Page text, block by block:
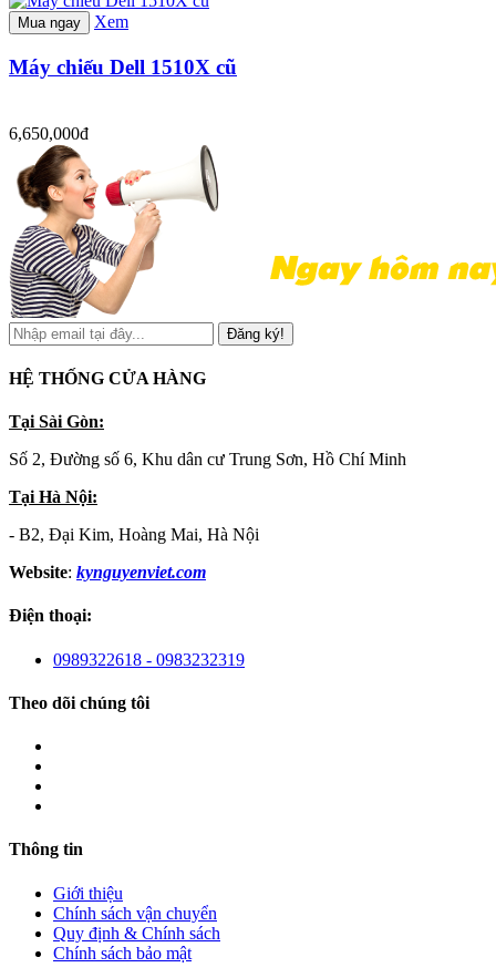
Mua ngay Xem
Máy chiếu Dell 1510X cũ
6,650,000đ
Đăng ký!
HỆ THỐNG CỬA HÀNG
Tại Sài Gòn:
Số 2, Đường số 6, Khu dân cư Trung Sơn, Hồ Chí Minh
Tại Hà Nội:
- B2, Đại Kim, Hoàng Mai, Hà Nội
Website: kynguyenviet.com
Điện thoại:
0989322618 - 0983232319
Theo dõi chúng tôi
Thông tin
Giới thiệu
Chính sách vận chuyển
Quy định & Chính sách
Chính sách bảo mật